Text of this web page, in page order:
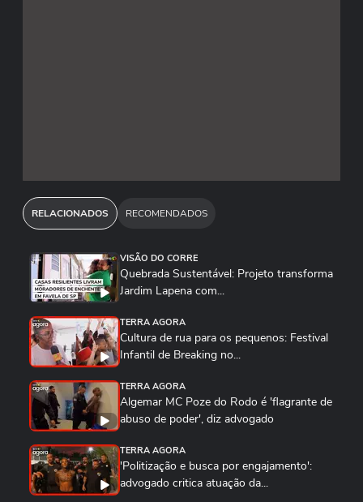
RELACIONADOS RECOMENDADOS
VISÃO DO CORRE
Quebrada Sustentável: Projeto transforma
Jardim Lapena com...
TERRA AGORA
Cultura de rua para os pequenos: Festival
Infantil de Breaking no...
TERRA AGORA
Algemar MC Poze do Rodo é 'flagrante de
abuso de poder', diz advogado
TERRA AGORA
'Politização e busca por engajamento':
advogado critica atuação da...